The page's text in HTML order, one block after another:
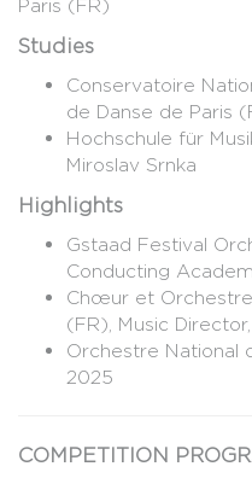
Paris (FR)
Studies
Conservatoire
de Danse de Paris
Hochschule für
Miroslav Srnka
Highlights
Gstaad Festival
Conducting
Chœur et
(FR), Music
Orchestre National
2025
COMPETITION